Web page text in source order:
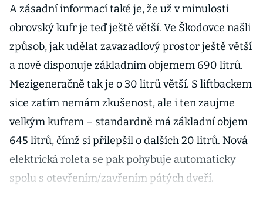
A zásadní informací také je, že už v minulosti
obrovský kufr je teď ještě větší. Ve Škodovce našli
způsob, jak udělat zavazadlový prostor ještě větší
a nově disponuje základním objemem 690 litrů.
Mezigeneračně tak je o 30 litrů větší. S liftbackem
sice zatím nemám zkušenost, ale i ten zaujme
velkým kufrem – standardně má základní objem
645 litrů, čímž si přilepšil o dalších 20 litrů. Nová
elektrická roleta se pak pohybuje automaticky
spolu s otevřením/zavřením pátých dveří.